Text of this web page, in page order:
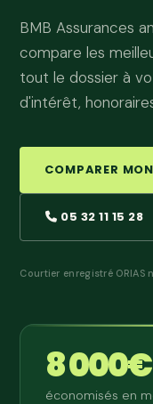
BMB Assurances
compare les
tout le dossier à
d'intérêt,
COMPARER
05 32 11 15 28
Courtier enregistré ORIAS
8 000€
économisés en